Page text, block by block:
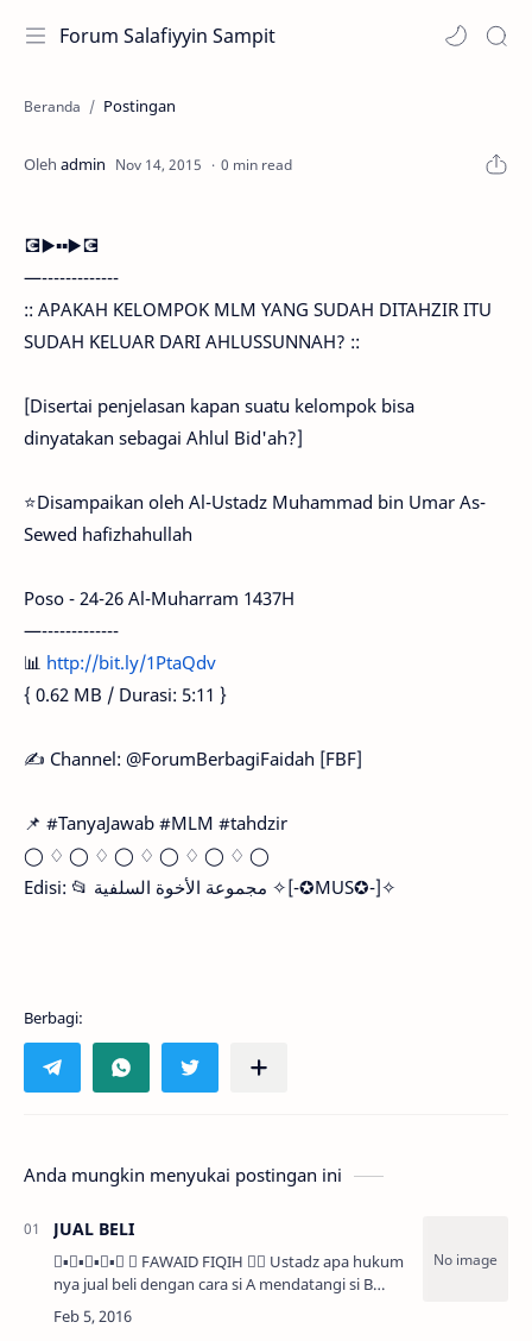
Forum Salafiyyin Sampit
Beranda Postingan
0 min read
💽▶️▪️▪️▶️💽
—-------------
:: APAKAH KELOMPOK MLM YANG SUDAH DITAHZIR ITU
SUDAH KELUAR DARI AHLUSSUNNAH? ::
[Disertai penjelasan kapan suatu kelompok bisa
dinyatakan sebagai Ahlul Bid'ah?]
⭐️Disampaikan oleh Al-Ustadz Muhammad bin Umar As-
Sewed hafizhahullah
Poso - 24-26 Al-Muharram 1437H
—-------------
📊 http://bit.ly/1PtaQdv
{ 0.62 MB / Durasi: 5:11 }
✍ Channel: @ForumBerbagiFaidah [FBF]
📌 #TanyaJawab #MLM #tahdzir
◯ ♢ ◯ ♢ ◯ ♢ ◯ ♢ ◯ ♢ ◯
Edisi: 📂 مجموعة الأخوة السلفية ✧[-✪MUS✪-]✧
Anda mungkin menyukai postingan ini
JUAL BELI
▪▪▪▪  FAWAID FIQIH  Ustadz apa hukum
nya jual beli dengan cara si A mendatangi si B
untuk membelikan barang seharga 1jt. Si B
menyanggupi. Akhirnya si B ke toko dan memb…